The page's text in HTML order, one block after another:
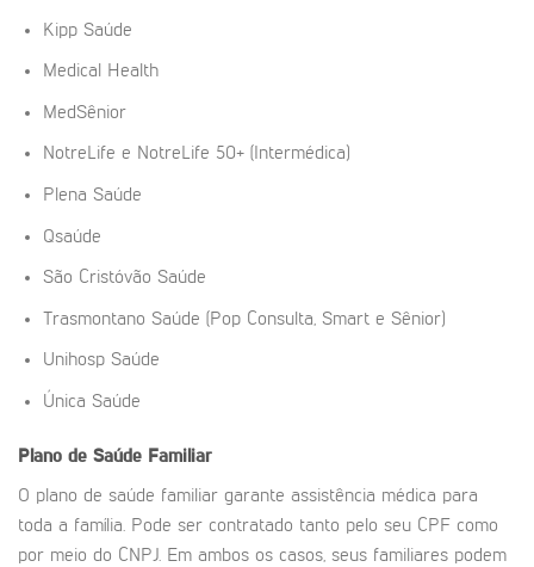
Kipp Saúde
Medical Health
MedSênior
NotreLife e NotreLife 50+ (Intermédica)
Plena Saúde
Qsaúde
São Cristóvão Saúde
Trasmontano Saúde (Pop Consulta, Smart e Sênior)
Unihosp Saúde
Única Saúde
Plano de Saúde Familiar
O plano de saúde familiar garante assistência médica para
toda a família. Pode ser contratado tanto pelo seu CPF como
por meio do CNPJ. Em ambos os casos, seus familiares podem